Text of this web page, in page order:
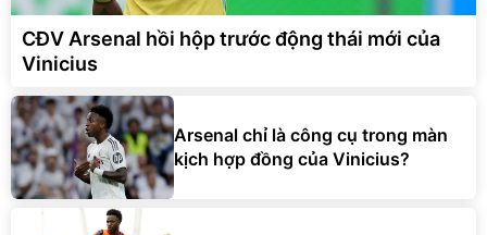
CĐV Arsenal hồi hộp trước động thái mới của
Vinicius
Arsenal chỉ là công cụ trong màn
kịch hợp đồng của Vinicius?